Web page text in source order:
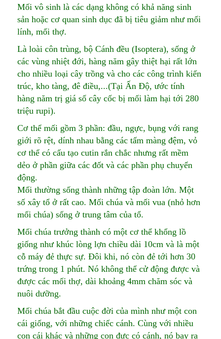
Mối vô sinh là các dạng không có khả năng sinh
sản hoặc cơ quan sinh dục đã bị tiêu giảm như mối
lính, mối thợ.
Là loài côn trùng, bộ Cánh đều (Isoptera), sống ở
các vùng nhiệt đới, hàng năm gây thiệt hại rất lớn
cho nhiều loại cây trồng và cho các công trình kiến
trúc, kho tàng, đê điều,...(Tại Ấn Độ, ước tính
hàng năm trị giá số cây cốc bị mối làm hại tới 280
triệu rupi).
Cơ thể mối gồm 3 phần: đầu, ngực, bụng với rang
giới rõ rệt, dính nhau bằng các tấm màng đệm, vỏ
cơ thể có cấu tạo cutin rắn chắc nhưng rất mềm
dẻo ở phần giữa các đốt và các phần phụ chuyển
động.
Mối thường sống thành những tập đoàn lớn. Một
số xây tổ ở rất cao. Mối chúa và mối vua (nhỏ hơn
mối chúa) sống ở trung tâm của tổ.
Mối chúa trưởng thành có một cơ thể khổng lồ
giống như khúc lòng lợn chiều dài 10cm và là một
cỗ máy đẻ thực sự. Đôi khi, nó còn đẻ tới hơn 30
trứng trong 1 phút. Nó không thể cử động được và
được các mối thợ, dài khoảng 4mm chăm sóc và
nuôi dưỡng.
Mối chúa bắt đầu cuộc đời của mình như một con
cái giống, với những chiếc cánh. Cùng với nhiều
con cái khác và những con đực có cánh, nó bay ra